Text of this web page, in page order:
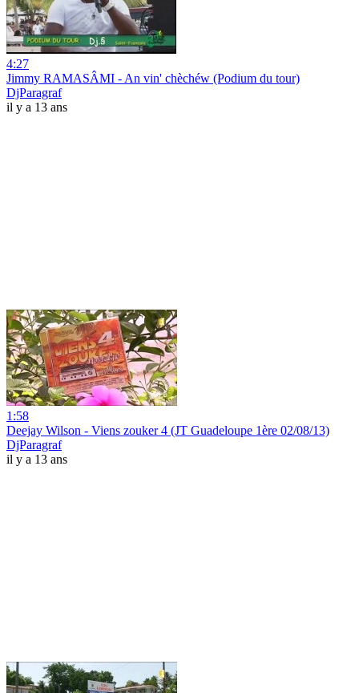
4:27
Jimmy RAMASÂMI - An vin' chèchéw (Podium du tour)
DjParagraf
il y a 13 ans
1:58
Deejay Wilson - Viens zouker 4 (JT Guadeloupe 1ère 02/08/13)
DjParagraf
il y a 13 ans